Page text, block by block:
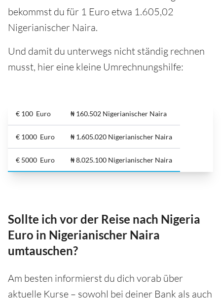
bekommst du für 1 Euro etwa 1.605,02
Nigerianischer Naira.
Und damit du unterwegs nicht ständig rechnen
musst, hier eine kleine Umrechnungshilfe:
€ 100 Euro ₦ 160.502 Nigerianischer Naira
€ 1000 Euro ₦ 1.605.020 Nigerianischer Naira
€ 5000 Euro ₦ 8.025.100 Nigerianischer Naira
Sollte ich vor der Reise nach Nigeria
Euro in Nigerianischer Naira
umtauschen?
Am besten informierst du dich vorab über
aktuelle Kurse – sowohl bei deiner Bank als auch